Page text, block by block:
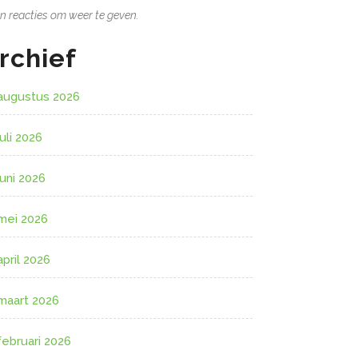
reacties om weer te geven.
2026
2026
2026
2026
2026
2026
2026